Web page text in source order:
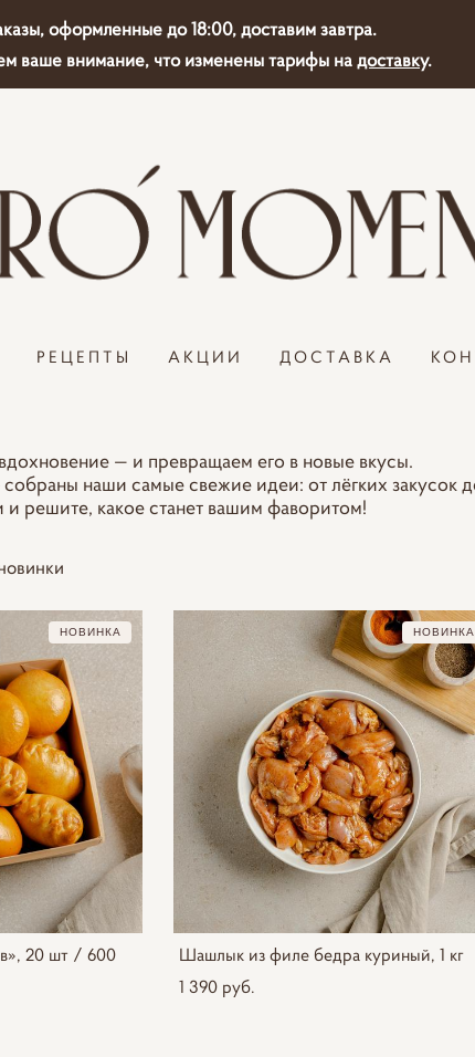
оформленные до 18:00, доставим завтра.
ваше внимание, что изменены тарифы надоставку.
РЕЦЕПТЫ АКЦИИ ДОСТАВКА
— и превращаем его в новые вкусы.
наши самые свежие идеи: от лёгких
решите, какое станет вашим фаворитом!
НОВИНКА
20 шт / 600
НОВИНКА
Шашлык из филе бедра куриный, 1 кг
1 390 pуб.